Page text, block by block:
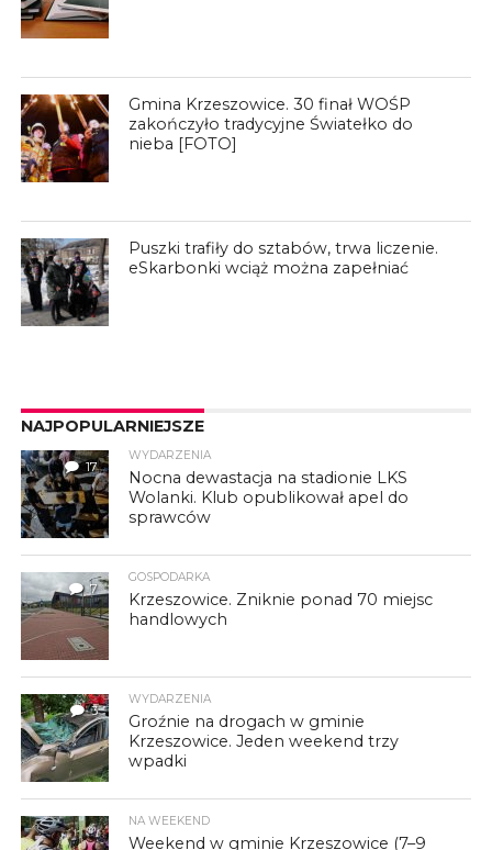
Gmina Krzeszowice. 30 finał WOŚP
zakończyło tradycyjne Światełko do
nieba [FOTO]
Puszki trafiły do sztabów, trwa liczenie.
eSkarbonki wciąż można zapełniać
NAJPOPULARNIEJSZE
17
WYDARZENIA
Nocna dewastacja na stadionie LKS
Wolanki. Klub opublikował apel do
sprawców
7
GOSPODARKA
Krzeszowice. Zniknie ponad 70 miejsc
handlowych
3
WYDARZENIA
Groźnie na drogach w gminie
Krzeszowice. Jeden weekend trzy
wpadki
NA WEEKEND
Weekend w gminie Krzeszowice (7–9